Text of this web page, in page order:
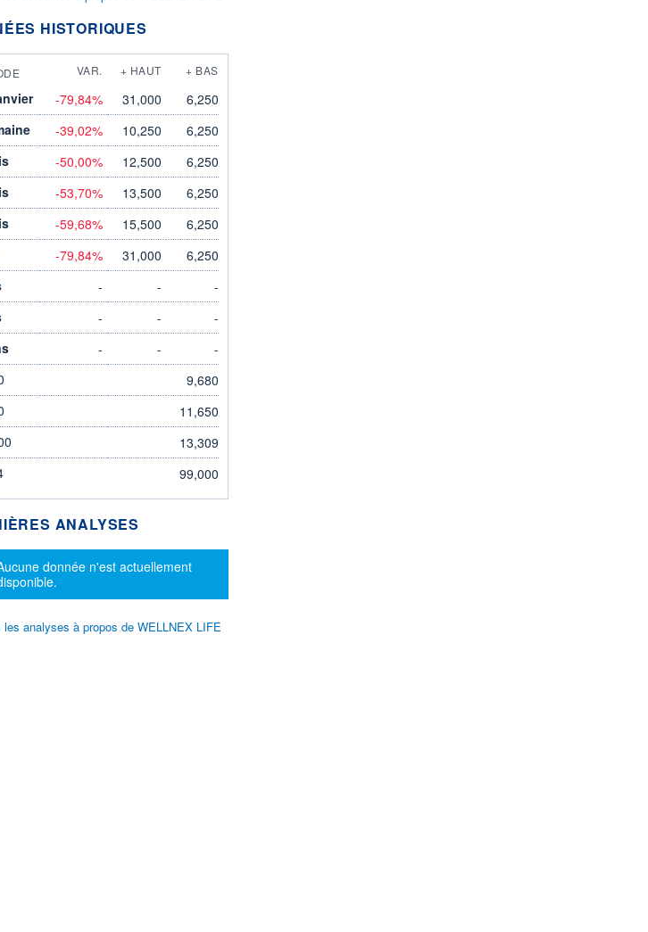
HISTORIQUES
VAR. + HAUT + BAS
-79,84% 31,000
6,250
-39,02% 10,250
6,250
-50,00% 12,500
6,250
-53,70% 13,500
6,250
-59,68% 15,500
6,250
-79,84% 31,000
6,250
- -
-
- -
-
- -
-
9,680
11,650
13,309
99,000
ANALYSES
d'information
donnée n'est actuellement
les analyses à propos de WELLNEX LIFE